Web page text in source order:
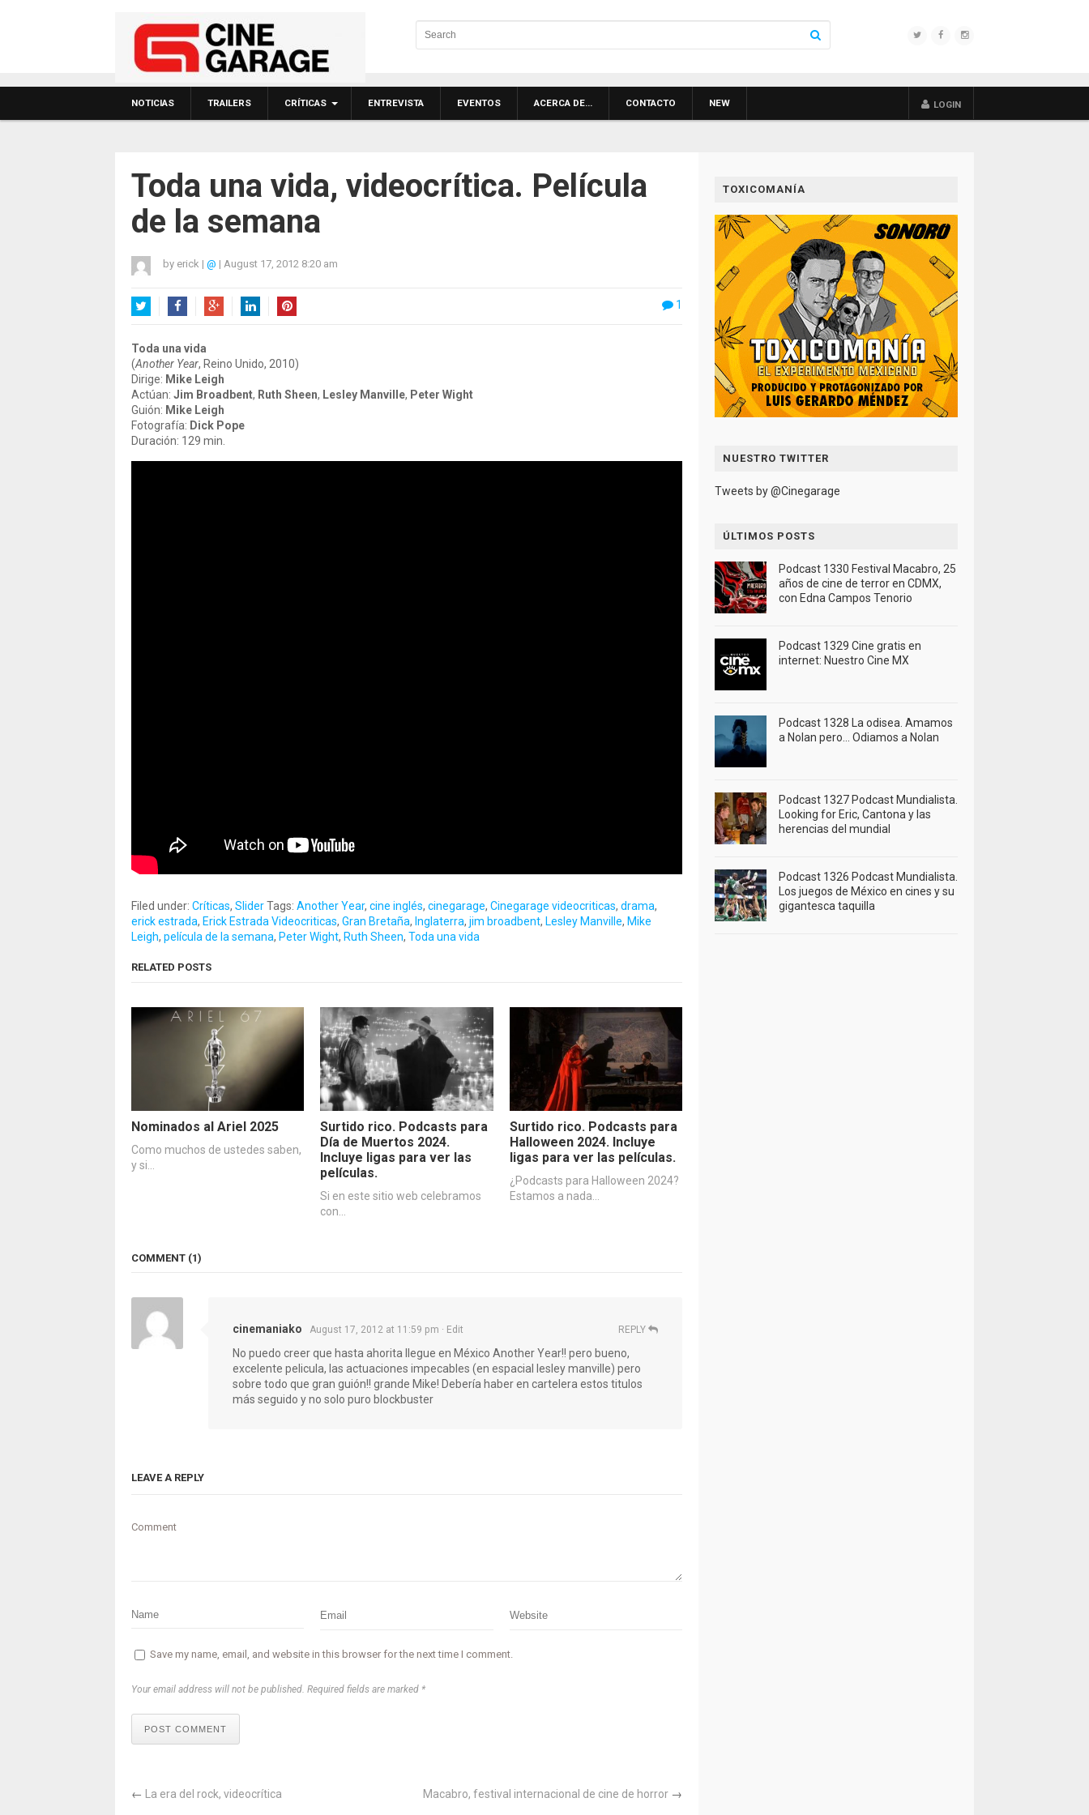
NOTICIAS TRAILERS CRÍTICAS ENTREVISTA EVENTOS ACERCA DE… CONTACTO NEW LOGIN
Toda una vida, videocrítica. Película
de la semana
by erick | @ | August 17, 2012 8:20 am
1
Toda una vida
(Another Year, Reino Unido, 2010)
Dirige: Mike Leigh
Actúan: Jim Broadbent, Ruth Sheen, Lesley Manville, Peter Wight
Guión: Mike Leigh
Fotografía: Dick Pope
Duración: 129 min.
Filed under: Críticas, SliderTags: Another Year, cine inglés, cinegarage, Cinegarage videocriticas, drama,
erick estrada, Erick Estrada Videocriticas, Gran Bretaña, Inglaterra, jim broadbent, Lesley Manville, Mike
Leigh, película de la semana, Peter Wight, Ruth Sheen, Toda una vida
RELATED POSTS
Nominados al Ariel 2025
Como muchos de ustedes saben,
y si…
Surtido rico. Podcasts para
Día de Muertos 2024.
Incluye ligas para ver las
películas.
Si en este sitio web celebramos
con…
Surtido rico. Podcasts para
Halloween 2024. Incluye
ligas para ver las películas.
¿Podcasts para Halloween 2024?
Estamos a nada…
COMMENT (1)
cinemaniako August 17, 2012 at 11:59 pm · Edit
No puedo creer que hasta ahorita llegue en México Another Year!! pero bueno,
excelente pelicula, las actuaciones impecables (en espacial lesley manville) pero
sobre todo que gran guión!! grande Mike! Debería haber en cartelera estos titulos
más seguido y no solo puro blockbuster
REPLY
LEAVE A REPLY
Comment
Save my name, email, and website in this browser for the next time I comment.
Your email address will not be published. Required fields are marked *
POST COMMENT
← La era del rock, videocrítica Macabro, festival internacional de cine de horror →
TOXICOMANÍA
NUESTRO TWITTER
Tweets by @Cinegarage
ÚLTIMOS POSTS
Podcast 1330 Festival Macabro, 25
años de cine de terror en CDMX,
con Edna Campos Tenorio
Podcast 1329 Cine gratis en
internet: Nuestro Cine MX
Podcast 1328 La odisea. Amamos
a Nolan pero… Odiamos a Nolan
Podcast 1327 Podcast Mundialista.
Looking for Eric, Cantona y las
herencias del mundial
Podcast 1326 Podcast Mundialista.
Los juegos de México en cines y su
gigantesca taquilla